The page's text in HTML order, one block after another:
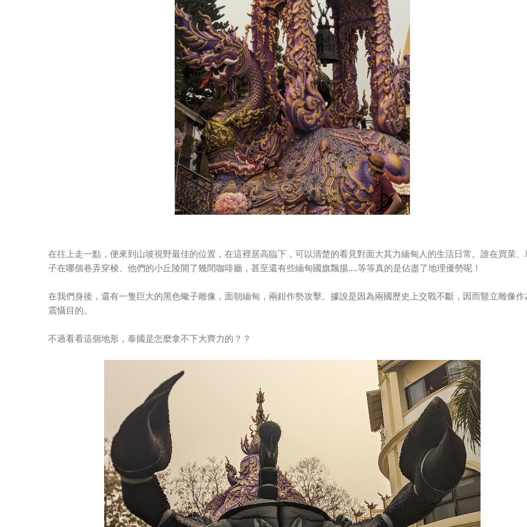
在往上走一點，便來到山坡視野最佳的位置，在這裡居高臨下，可以清楚的看見對面大其力緬甸人的生活日常。誰在買菜、
子在哪個巷弄穿梭、他們的小丘陵開了幾間咖啡廳，甚至還有些緬甸國旗飄揚....等等真的是佔盡了地理優勢呢！
在我們身後，還有一隻巨大的黑色蠍子雕像，面朝緬甸，兩鉗作勢攻擊。據說是因為兩國歷史上交戰不斷，因而豎立雕像作
震懾目的。
不過看看這個地形，泰國是怎麼拿不下大齊力的？？